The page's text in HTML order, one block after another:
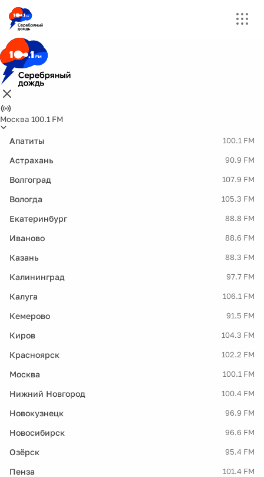
Москва 100.1 FM
Апатиты 100.1 FM
Астрахань 90.9 FM
Волгоград 107.9 FM
Вологда 105.3 FM
Екатеринбург 88.8 FM
Иваново 88.6 FM
Казань 88.3 FM
Калининград 97.7 FM
Калуга 106.1 FM
Кемерово 91.5 FM
Киров 104.3 FM
Красноярск 102.2 FM
Москва 100.1 FM
Нижний Новгород 100.4 FM
Новокузнецк 96.9 FM
Новосибирск 96.6 FM
Озёрск 95.4 FM
Пенза 101.4 FM